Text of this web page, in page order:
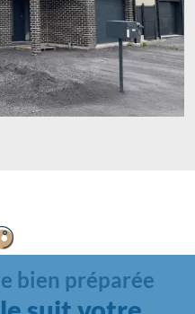
bien préparée